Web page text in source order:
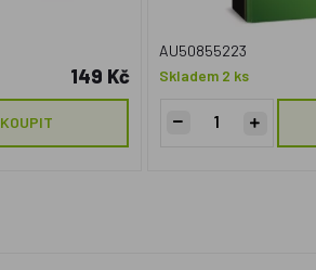
149 Kč
KOUPIT
AU50855223
Skladem 2 ks